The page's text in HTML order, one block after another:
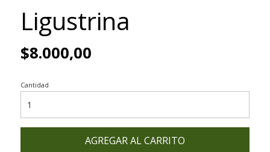
Ligustrina
$8.000,00
Cantidad
AGREGAR AL CARRITO